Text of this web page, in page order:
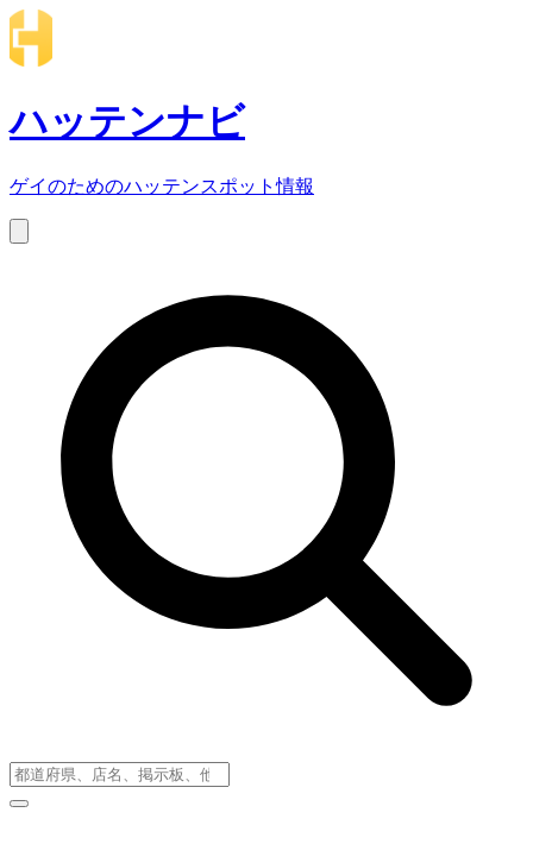
ハッテンナビ
ゲイのためのハッテンスポット情報